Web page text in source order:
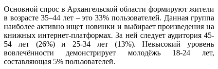
Основной спрос в Архангельской области формируют жители
в возрасте 35–44 лет – это 33% пользователей. Данная группа
наиболее активно ищет новинки и выбирает произведения на
книжных интернет-платформах. За ней следует аудитория 45-
54 лет (26%) и 25-34 лет (13%). Невысокий уровень
вовлечённости демонстрирует молодёжь 18-24 лет,
составляющая 5% пользователей.